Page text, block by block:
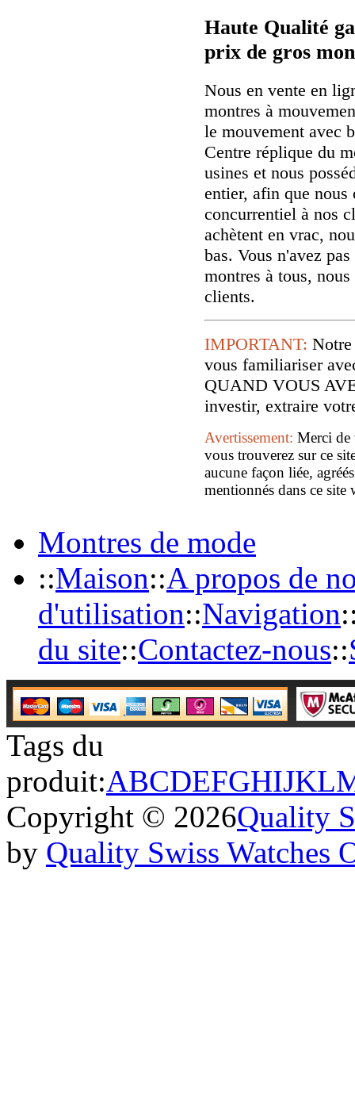
Haute Qualité
prix de gros
Nous en vente en
montres à
le mouvement avec
Centre réplique du
usines et nous
entier, afin que
concurrentiel à nos
achètent en vrac,
bas. Vous n'avez
montres à tous,
clients.
IMPORTANT:
vous familiariser
QUAND VOUS
investir, extraire
Avertissement: Merci de
vous trouverez sur ce
aucune façon liée,
mentionnés dans ce site
Montres de mode
::Maison::A propos de
d'utilisation::Navigation
du site::Contactez-nous::
Tags du
produit:ABCDEFGHIJKL
Copyright © 2026Quality
by Quality Swiss Watches